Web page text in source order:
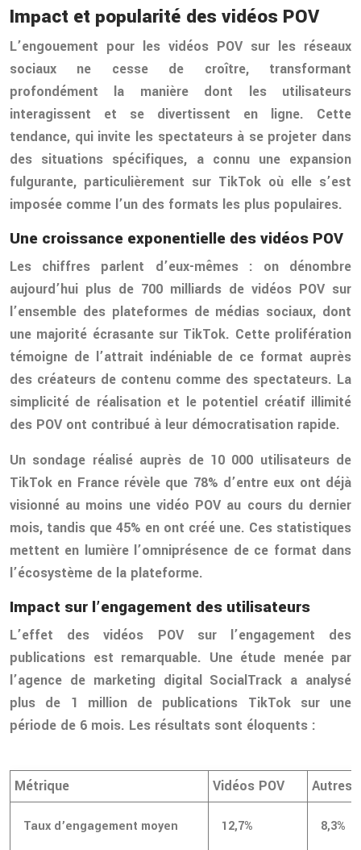
Impact et popularité des vidéos POV
L’engouement pour les vidéos POV sur les réseaux
sociaux ne cesse de croître, transformant
profondément la manière dont les utilisateurs
interagissent et se divertissent en ligne. Cette
tendance, qui invite les spectateurs à se projeter dans
des situations spécifiques, a connu une expansion
fulgurante, particulièrement sur TikTok où elle s’est
imposée comme l’un des formats les plus populaires.
Une croissance exponentielle des vidéos POV
Les chiffres parlent d’eux-mêmes : on dénombre
aujourd’hui plus de 700 milliards de vidéos POV sur
l’ensemble des plateformes de médias sociaux, dont
une majorité écrasante sur TikTok. Cette prolifération
témoigne de l’attrait indéniable de ce format auprès
des créateurs de contenu comme des spectateurs. La
simplicité de réalisation et le potentiel créatif illimité
des POV ont contribué à leur démocratisation rapide.
Un sondage réalisé auprès de 10 000 utilisateurs de
TikTok en France révèle que 78% d’entre eux ont déjà
visionné au moins une vidéo POV au cours du dernier
mois, tandis que 45% en ont créé une. Ces statistiques
mettent en lumière l’omniprésence de ce format dans
l’écosystème de la plateforme.
Impact sur l’engagement des utilisateurs
L’effet des vidéos POV sur l’engagement des
publications est remarquable. Une étude menée par
l’agence de marketing digital SocialTrack a analysé
plus de 1 million de publications TikTok sur une
période de 6 mois. Les résultats sont éloquents :
Métrique Vidéos POV Autres
Taux d’engagement moyen 12,7% 8,3%